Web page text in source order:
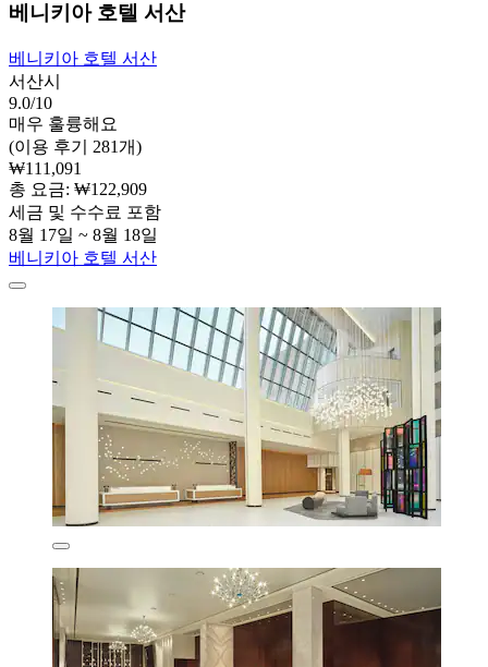
베니키아 호텔 서산
베니키아 호텔 서산
서산시
9.0/10
매우 훌륭해요
(이용 후기 281개)
₩111,091
총 요금: ₩122,909
세금 및 수수료 포함
8월 17일 ~ 8월 18일
베니키아 호텔 서산